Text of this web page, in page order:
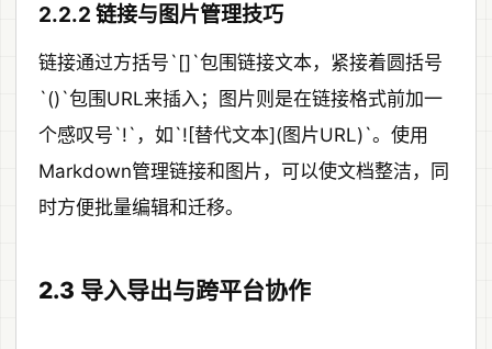
2.2.2 链接与图片管理技巧
链接通过方括号`[]`包围链接文本，紧接着圆括号
`()`包围URL来插入；图片则是在链接格式前加一
个感叹号`!`，如`![替代文本](图片URL)`。使用
Markdown管理链接和图片，可以使文档整洁，同
时方便批量编辑和迁移。
2.3 导入导出与跨平台协作